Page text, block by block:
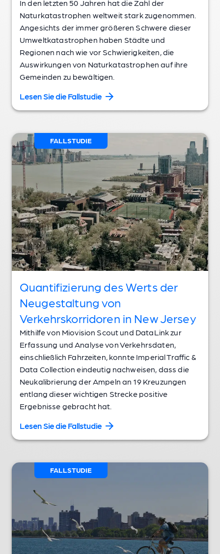
In den letzten 50 Jahren hat die Zahl der
Naturkatastrophen weltweit stark zugenommen.
Angesichts der immer größeren Schwere dieser
Umweltkatastrophen haben Städte und
Regionen nach wie vor Schwierigkeiten, die
Auswirkungen von Naturkatastrophen auf ihre
Gemeinden zu bewältigen.
Lesen Sie die Fallstudie
FALLSTUDIE
Quantifizierung des Werts der
Neugestaltung von
Verkehrskorridoren in New Jersey
Mithilfe von Miovision Scout und DataLink zur
Erfassung und Analyse von Verkehrsdaten,
einschließlich Fahrzeiten, konnte Imperial Traffic &
Data Collection eindeutig nachweisen, dass die
Neukalibrierung der Ampeln an 19 Kreuzungen
entlang dieser wichtigen Strecke positive
Ergebnisse gebracht hat.
Lesen Sie die Fallstudie
FALLSTUDIE